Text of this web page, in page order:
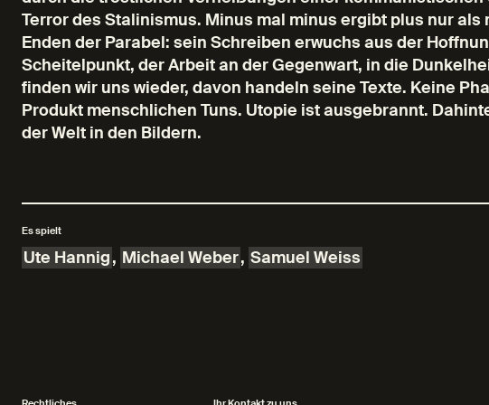
Terror des Stalinismus. Minus mal minus ergibt plus nur
Enden der Parabel: sein Schreiben erwuchs aus der
Scheitelpunkt, der Arbeit an der Gegenwart, in die
finden wir uns wieder, davon handeln seine Texte. Keine
Produkt menschlichen Tuns. Utopie ist ausgebrannt.
der Welt in den Bildern.
Es spielt
Ute Hannig, Michael Weber, Samuel Weiss